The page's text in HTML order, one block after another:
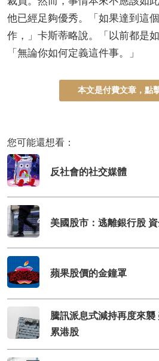
他已經足夠優秀。「如果達到這
作，」卡斯蒂略說。「以前都是
「無論你如何定義這件事。」
本文是付費文章，點
您可能還想看：
反社會的社交媒體
美國股市：逃離銀行股
蘋果股價的金鐘罩
騰訊派息式減持再度來
累港股